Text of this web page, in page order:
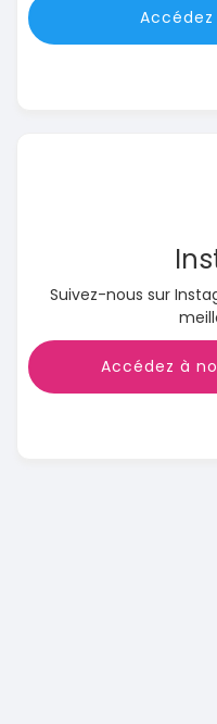
Suivez-nous sur
Accédez à